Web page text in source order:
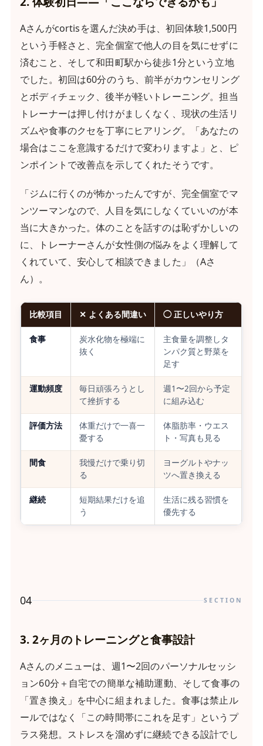
Aさんがcortisを選んだ決め手は、初回体験1,500円
という手軽さと、完全個室で他人の目を気にせずに
済むこと、そして和田町駅から徒歩1分という立地
でした。初回は60分のうち、前半がカウンセリング
とボディチェック、後半が軽いトレーニング。担当
トレーナーは押し付けがましくなく、現状の生活リ
ズムや食事のクセを丁寧にヒアリング。「あなたの
場合はここを意識するだけで変わりますよ」と、ピ
ンポイントで改善点を示してくれたそうです。
「ジムに行くのが怖かったんですが、完全個室でマ
ンツーマンなので、人目を気にしなくていいのが本
当に大きかった。体のことを話すのは恥ずかしいの
に、トレーナーさんが女性側の悩みをよく理解して
くれていて、安心して相談できました」（Aさ
ん）。
比較項目 ✕ よくある間違い ◯ 正しいやり方
食事
炭水化物を極端に
抜く
主食量を調整しタ
ンパク質と野菜を
足す
運動頻度
毎日頑張ろうとし
て挫折する
週1〜2回から予定
に組み込む
評価方法
体重だけで一喜一
憂する
体脂肪率・ウエス
ト・写真も見る
間食
我慢だけで乗り切
る
ヨーグルトやナッ
ツへ置き換える
継続
短期結果だけを追
う
生活に残る習慣を
優先する
04 SECTION
3. 2ヶ月のトレーニングと食事設計
Aさんのメニューは、週1〜2回のパーソナルセッシ
ョン60分＋自宅での簡単な補助運動、そして食事の
「置き換え」を中心に組まれました。食事は禁止ル
ールではなく「この時間帯にこれを足す」というプ
ラス発想。ストレスを溜めずに継続できる設計でし